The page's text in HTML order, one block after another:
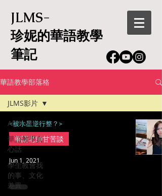
JLMS-
珍妮的華語教學
筆記
華語教學部落格
All Posts
華語教學真
心話
學生教會我
的事、文化
差異
JLMS影片
<被水星逆行整？>
華語老師甘苦談
Jun 1, 2021